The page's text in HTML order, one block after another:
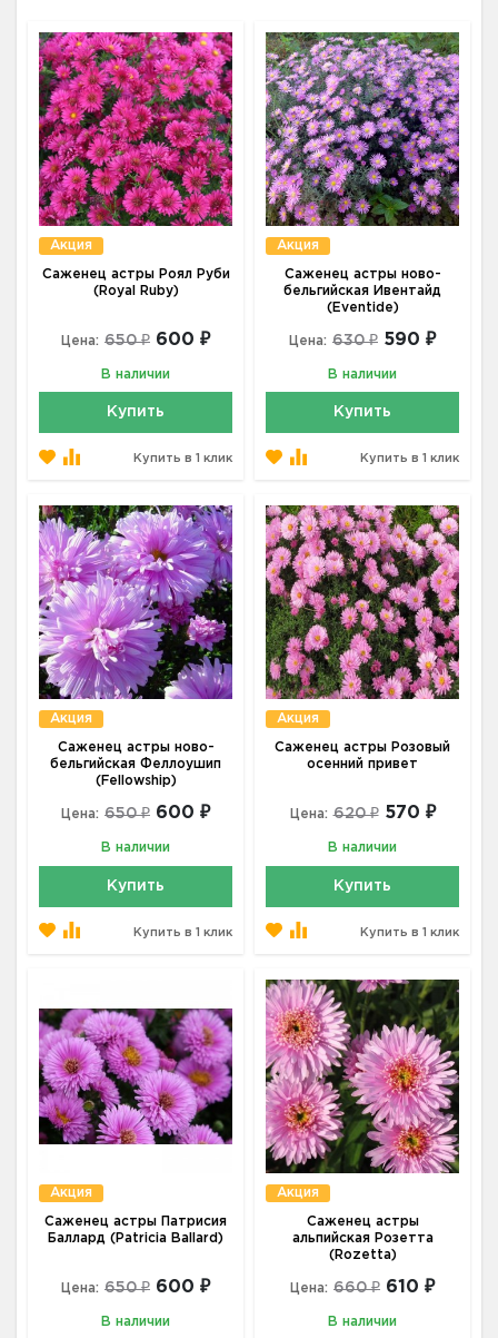
Акция
Саженец астры Роял Руби
(Royal Ruby)
Цена: 650 ₽ 600 ₽
В наличии
Купить
Купить в 1 клик
Акция
Саженец астры ново-
бельгийская Ивентайд
(Eventide)
Цена: 630 ₽ 590 ₽
В наличии
Купить
Купить в 1 клик
Акция
Саженец астры ново-
бельгийская Феллоушип
(Fellowship)
Цена: 650 ₽ 600 ₽
В наличии
Купить
Купить в 1 клик
Акция
Саженец астры Розовый
осенний привет
Цена: 620 ₽ 570 ₽
В наличии
Купить
Купить в 1 клик
Акция
Саженец астры Патрисия
Баллард (Patricia Ballard)
Цена: 650 ₽ 600 ₽
В наличии
Акция
Саженец астры
альпийская Розетта
(Rozetta)
Цена: 660 ₽ 610 ₽
В наличии